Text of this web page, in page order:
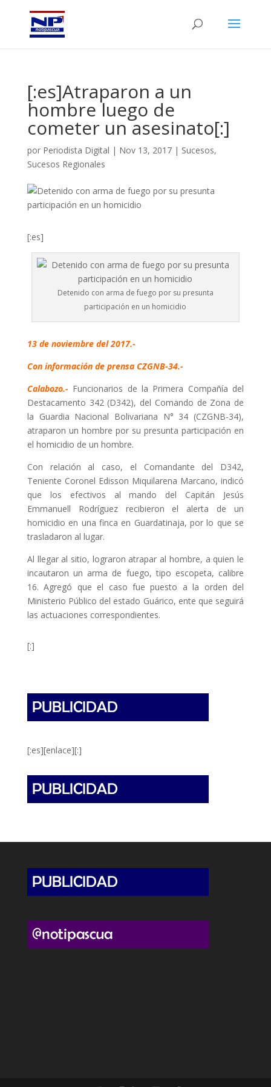
[:es]Atraparon a un
hombre luego de
cometer un asesinato[:]
por Periodista Digital | Nov 13, 2017| Sucesos,
Sucesos Regionales
[:es]
Detenido con arma de fuego por su presunta
participación en un homicidio
13 de noviembre del 2017.-
Con información de prensa CZGNB-34.-
Calabozo.-Funcionarios de la Primera Compañía del
Destacamento 342 (D342), del Comando de Zona de
la Guardia Nacional Bolivariana N° 34 (CZGNB-34),
atraparon un hombre por su presunta participación en
el homicidio de un hombre.
Con relación al caso, el Comandante del D342,
Teniente Coronel Edisson Miquilarena Marcano, indicó
que los efectivos al mando del Capitán Jesús
Emmanuell Rodríguez recibieron el alerta de un
homicidio en una finca en Guardatinaja, por lo que se
trasladaron al lugar.
Al llegar al sitio, lograron atrapar al hombre, a quien le
incautaron un arma de fuego, tipo escopeta, calibre
16. Agregó que el caso fue puesto a la orden del
Ministerio Público del estado Guárico, ente que seguirá
las actuaciones correspondientes.
[:]
[:es][enlace][:]